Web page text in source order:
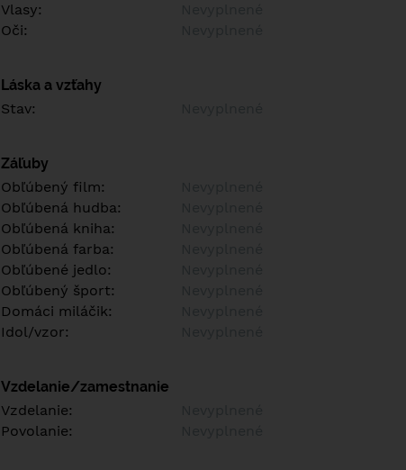
Vlasy:
Oči:
Láska a vzťahy
Stav:
Záľuby
Obľúbený film:
Obľúbená hudba:
Obľúbená kniha:
Obľúbená farba:
Obľúbené jedlo:
Obľúbený šport:
Domáci miláčik:
Idol/vzor:
Vzdelanie/zamestnanie
Vzdelanie:
Povolanie: